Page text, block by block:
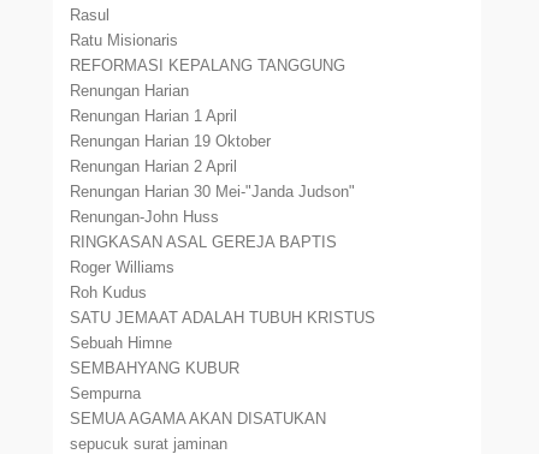
Rasul
Ratu Misionaris
REFORMASI KEPALANG TANGGUNG
Renungan Harian
Renungan Harian 1 April
Renungan Harian 19 Oktober
Renungan Harian 2 April
Renungan Harian 30 Mei-"Janda Judson"
Renungan-John Huss
RINGKASAN ASAL GEREJA BAPTIS
Roger Williams
Roh Kudus
SATU JEMAAT ADALAH TUBUH KRISTUS
Sebuah Himne
SEMBAHYANG KUBUR
Sempurna
SEMUA AGAMA AKAN DISATUKAN
sepucuk surat jaminan